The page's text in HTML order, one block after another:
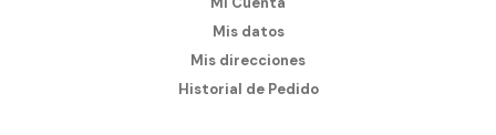
Mis datos
Mis direcciones
Historial de Pedido